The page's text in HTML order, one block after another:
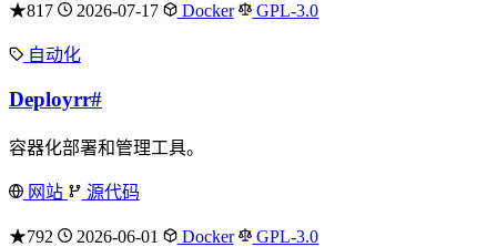
★817 2026-07-17 Docker GPL-3.0
自动化
Deployrr#
容器化部署和管理工具。
网站 源代码
★792 2026-06-01 Docker GPL-3.0